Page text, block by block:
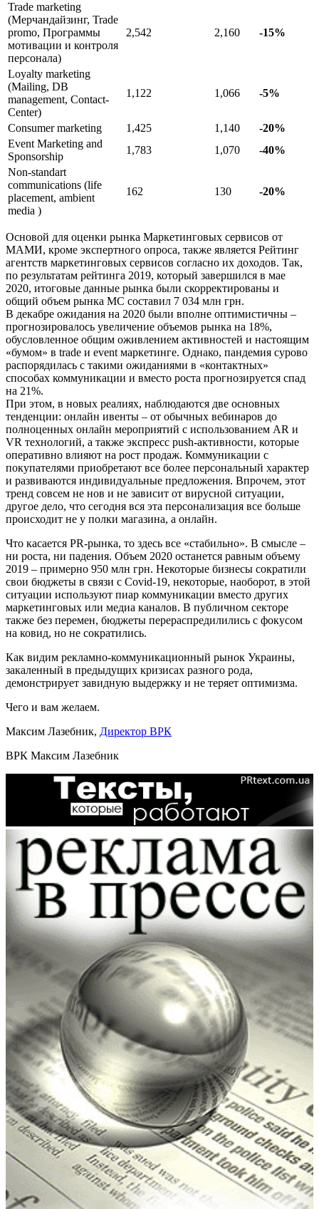
Trade marketing
(Мерчандайзинг, Trade
promo, Программы
мотивации и контроля
персонала)
2,542 2,160 -15%
Loyalty marketing
(Mailing, DB
management, Contact-
Center)
1,122 1,066 -5%
Consumer marketing 1,425 1,140
-20%
Event Marketing and
Sponsorship
1,783 1,070
-40%
Non-standart
communications (life
placement, ambient
media )
162 130 -20%
Основой для оценки рынка Маркетинговых сервисов от
МАМИ, кроме экспертного опроса, также является Рейтинг
агентств маркетинговых сервисов согласно их доходов. Так,
по результатам рейтинга 2019, который завершился в мае
2020, итоговые данные рынка были скорректированы и
общий объем рынка МС составил 7 034 млн грн.
В декабре ожидания на 2020 были вполне оптимистичны –
прогнозировалось увеличение объемов рынка на 18%,
обусловленное общим оживлением активностей и настоящим
«бумом» в trade и event маркетинге. Однако, пандемия сурово
распорядилась с такими ожиданиями в «контактных»
способах коммуникации и вместо роста прогнозируется спад
на 21%.
При этом, в новых реалиях, наблюдаются две основных
тенденции: онлайн ивенты – от обычных вебинаров до
полноценных онлайн мероприятий с использованием AR и
VR технологий, а также экспресс push-активности, которые
оперативно влияют на рост продаж. Коммуникации с
покупателями приобретают все более персональный характер
и развиваются индивидуальные предложения. Впрочем, этот
тренд совсем не нов и не зависит от вирусной ситуации,
другое дело, что сегодня вся эта персонализация все больше
происходит не у полки магазина, а онлайн.
Что касается PR-рынка, то здесь все «стабильно». В смысле –
ни роста, ни падения. Объем 2020 останется равным объему
2019 – примерно 950 млн грн. Некоторые бизнесы сократили
свои бюджеты в связи с Covid-19, некоторые, наоборот, в этой
ситуации используют пиар коммуникации вместо других
маркетинговых или медиа каналов. В публичном секторе
также без перемен, бюджеты перераспредилились с фокусом
на ковид, но не сократились.
Как видим рекламно-коммуникационный рынок Украины,
закаленный в предыдущих кризисах разного рода,
демонстрирует завидную выдержку и не теряет оптимизма.
Чего и вам желаем.
Максим Лазебник, Директор ВРК
ВРК Максим Лазебник